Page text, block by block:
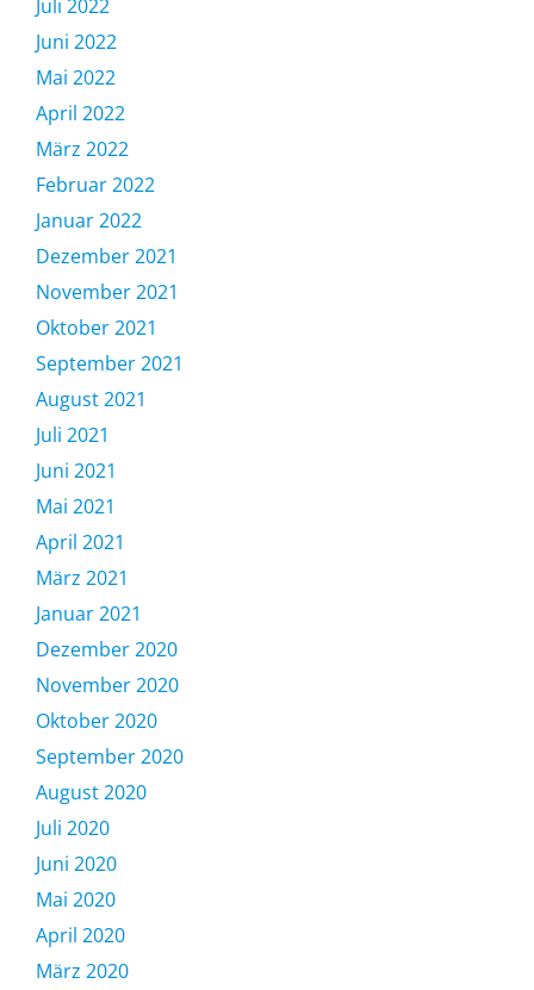
Juli 2022
Juni 2022
Mai 2022
April 2022
März 2022
Februar 2022
Januar 2022
Dezember 2021
November 2021
Oktober 2021
September 2021
August 2021
Juli 2021
Juni 2021
Mai 2021
April 2021
März 2021
Januar 2021
Dezember 2020
November 2020
Oktober 2020
September 2020
August 2020
Juli 2020
Juni 2020
Mai 2020
April 2020
März 2020